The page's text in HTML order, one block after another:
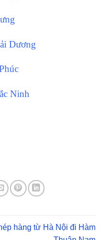
Dương
Ninh
hàng từ Hà Nội đi Hàm